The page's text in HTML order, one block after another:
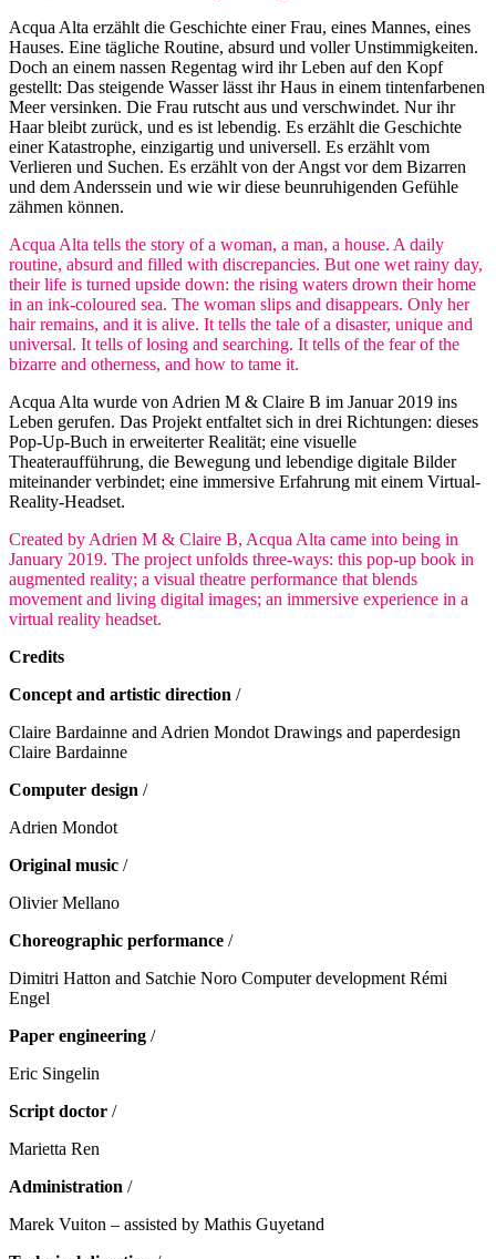
Acqua Alta erzählt die Geschichte einer Frau, eines Mannes, eines
Hauses. Eine tägliche Routine, absurd und voller Unstimmigkeiten.
Doch an einem nassen Regentag wird ihr Leben auf den Kopf
gestellt: Das steigende Wasser lässt ihr Haus in einem tintenfarbenen
Meer versinken. Die Frau rutscht aus und verschwindet. Nur ihr
Haar bleibt zurück, und es ist lebendig. Es erzählt die Geschichte
einer Katastrophe, einzigartig und universell. Es erzählt vom
Verlieren und Suchen. Es erzählt von der Angst vor dem Bizarren
und dem Anderssein und wie wir diese beunruhigenden Gefühle
zähmen können.
Acqua Alta tells the story of a woman, a man, a house. A daily
routine, absurd and filled with discrepancies. But one wet rainy day,
their life is turned upside down: the rising waters drown their home
in an ink-coloured sea. The woman slips and disappears. Only her
hair remains, and it is alive. It tells the tale of a disaster, unique and
universal. It tells of losing and searching. It tells of the fear of the
bizarre and otherness, and how to tame it.
Acqua Alta wurde von Adrien M & Claire B im Januar 2019 ins
Leben gerufen. Das Projekt entfaltet sich in drei Richtungen: dieses
Pop-Up-Buch in erweiterter Realität; eine visuelle
Theateraufführung, die Bewegung und lebendige digitale Bilder
miteinander verbindet; eine immersive Erfahrung mit einem Virtual-
Reality-Headset.
Created by Adrien M & Claire B, Acqua Alta came into being in
January 2019. The project unfolds three-ways: this pop-up book in
augmented reality; a visual theatre performance that blends
movement and living digital images; an immersive experience in a
virtual reality headset.
Credits
Concept and artistic direction /
Claire Bardainne and Adrien Mondot Drawings and paperdesign
Claire Bardainne
Computer design /
Adrien Mondot
Original music /
Olivier Mellano
Choreographic performance /
Dimitri Hatton and Satchie Noro Computer development Rémi
Engel
Paper engineering /
Eric Singelin
Script doctor /
Marietta Ren
Administration /
Marek Vuiton – assisted by Mathis Guyetand